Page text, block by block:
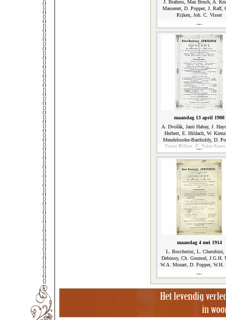
J. Brahms, Max Bruch, A.
Massenet, D. Popper, J. Raff,
Rijken, Joh. C. Visser
maandag 13 april 1908
A. Dvořák, Janö Habay, J.
Herbert, E. Hildach, W.
Mendelssohn-Bartholdy, D.
Georg Rijken, C. Saint-
Sporck
maandag 4 mei 1914
L. Boccherini, L. Cherubini,
Debussy, Ch. Gounod, J.G.H.
W.A. Mozart, D. Popper, W.H.